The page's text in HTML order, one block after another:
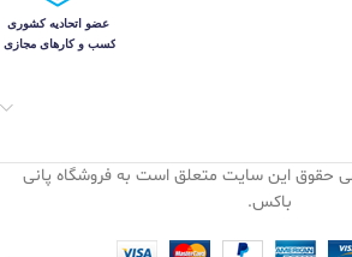
© 1399 . تمامی حقوق این سایت متعلق است به فروشگاه پانی
باکس.